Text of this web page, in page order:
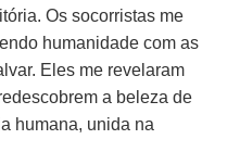
Os socorristas me
humanidade com as
Eles me revelaram
a beleza de
humana, unida na